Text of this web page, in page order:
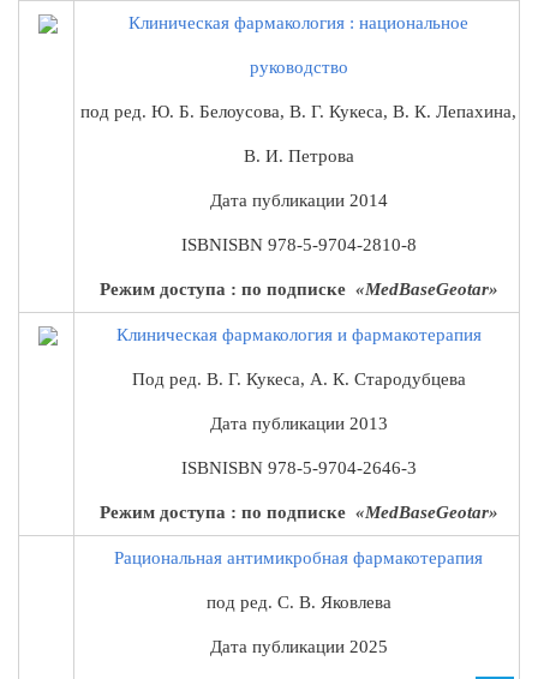
Клиническая фармакология : национальное
руководство
под ред. Ю. Б. Белоусова, В. Г. Кукеса, В. К. Лепахина,
В. И. Петрова
Дата публикации 2014
ISBNISBN 978-5-9704-2810-8
Режим доступа : по подписке «MedBaseGeotar»
Клиническая фармакологияи фармакотерапия
Под ред. В. Г. Кукеса, А. К. Стародубцева
Дата публикации 2013
ISBNISBN 978-5-9704-2646-3
Режим доступа : по подписке «MedBaseGeotar»
Рациональная антимикробная фармакотерапия
под ред. С. В. Яковлева
Дата публикации 2025